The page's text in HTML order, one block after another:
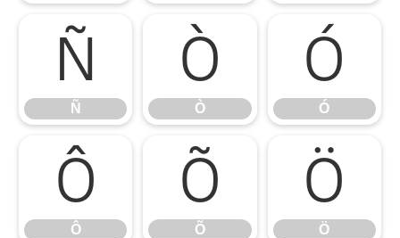
Ñ
Ñ
Ò
Ò
Ó
Ó
Ô
Ô
Õ
Õ
Ö
Ö